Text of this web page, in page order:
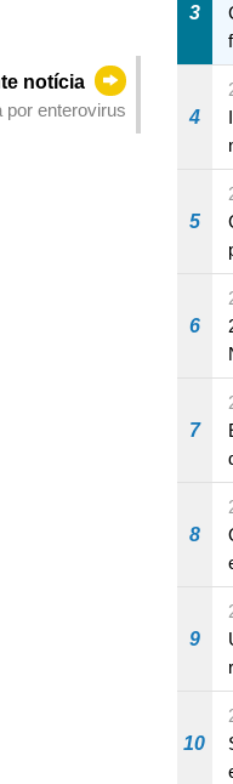
notícia
por enterovirus
3
4
5
6
7
8
9
10